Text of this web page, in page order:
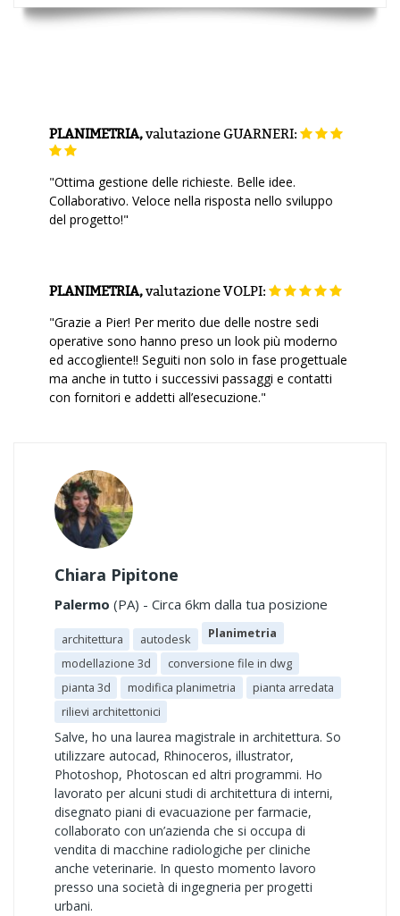
PLANIMETRIA,valutazioneGUARNERI:
"Ottima gestione delle richieste. Belle idee.
Collaborativo. Veloce nella risposta nello sviluppo
del progetto!"
PLANIMETRIA,valutazioneVOLPI:
"Grazie a Pier! Per merito due delle nostre sedi
operative sono hanno preso un look più moderno
ed accogliente!! Seguiti non solo in fase progettuale
ma anche in tutto i successivi passaggi e contatti
con fornitori e addetti all’esecuzione."
Chiara Pipitone
Palermo (PA) - Circa 6km dalla tua posizione
architettura autodesk
Planimetria
modellazione 3d
conversione file in dwg
pianta 3d
modifica planimetria
pianta arredata
rilievi architettonici
Salve, ho una laurea magistrale in architettura. So
utilizzare autocad, Rhinoceros, illustrator,
Photoshop, Photoscan ed altri programmi. Ho
lavorato per alcuni studi di architettura di interni,
disegnato piani di evacuazione per farmacie,
collaborato con un’azienda che si occupa di
vendita di macchine radiologiche per cliniche
anche veterinarie. In questo momento lavoro
presso una società di ingegneria per progetti
urbani.